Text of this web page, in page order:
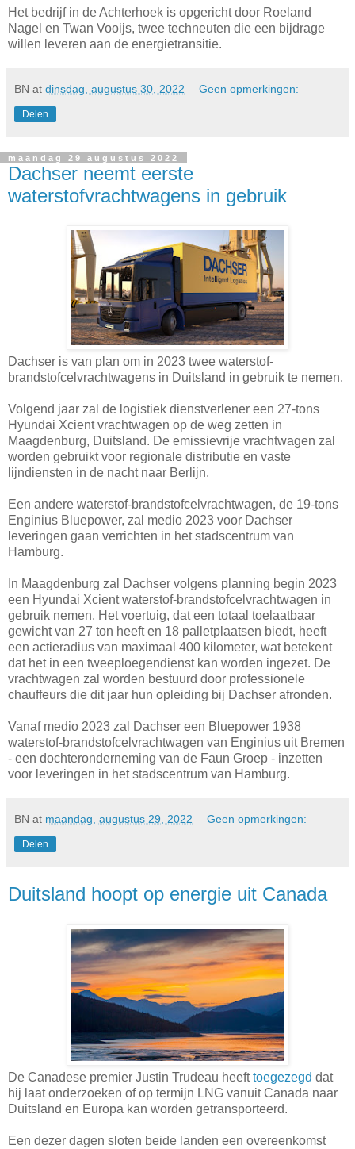
Het bedrijf in de Achterhoek is opgericht door Roeland
Nagel en Twan Vooijs, twee techneuten die een bijdrage
willen leveren aan de energietransitie.
BN at dinsdag, augustus 30, 2022 Geen opmerkingen:
Delen
maandag 29 augustus 2022
Dachser neemt eerste
waterstofvrachtwagens in gebruik
Dachser is van plan om in 2023 twee waterstof-
brandstofcelvrachtwagens in Duitsland in gebruik te nemen.
Volgend jaar zal de logistiek dienstverlener een 27-tons
Hyundai Xcient vrachtwagen op de weg zetten in
Maagdenburg, Duitsland. De emissievrije vrachtwagen zal
worden gebruikt voor regionale distributie en vaste
lijndiensten in de nacht naar Berlijn.
Een andere waterstof-brandstofcelvrachtwagen, de 19-tons
Enginius Bluepower, zal medio 2023 voor Dachser
leveringen gaan verrichten in het stadscentrum van
Hamburg.
In Maagdenburg zal Dachser volgens planning begin 2023
een Hyundai Xcient waterstof-brandstofcelvrachtwagen in
gebruik nemen. Het voertuig, dat een totaal toelaatbaar
gewicht van 27 ton heeft en 18 palletplaatsen biedt, heeft
een actieradius van maximaal 400 kilometer, wat betekent
dat het in een tweeploegendienst kan worden ingezet. De
vrachtwagen zal worden bestuurd door professionele
chauffeurs die dit jaar hun opleiding bij Dachser afronden.
Vanaf medio 2023 zal Dachser een Bluepower 1938
waterstof-brandstofcelvrachtwagen van Enginius uit Bremen
- een dochteronderneming van de Faun Groep - inzetten
voor leveringen in het stadscentrum van Hamburg.
BN at maandag, augustus 29, 2022 Geen opmerkingen:
Delen
Duitsland hoopt op energie uit Canada
De Canadese premier Justin Trudeau heefttoegezegd dat
hij laat onderzoeken of op termijn LNG vanuit Canada naar
Duitsland en Europa kan worden getransporteerd.
Een dezer dagen sloten beide landen een overeenkomst